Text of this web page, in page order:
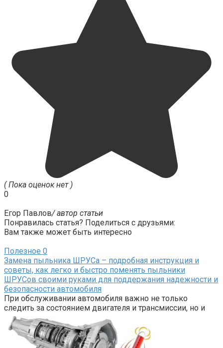
( Пока оценок нет )
0
Егор Павлов/ автор статьи
Понравилась статья? Поделиться с друзьями:
Вам также может быть интересно
Полезное 0
Замена пыльника ШРУСа – подробная инструкция и
советы, как легко и быстро поменять пыльники
ШРУСов своими руками для поддержания надежности и
безопасности автомобиля
При обслуживании автомобиля важно не только
следить за состоянием двигателя и трансмиссии, но и